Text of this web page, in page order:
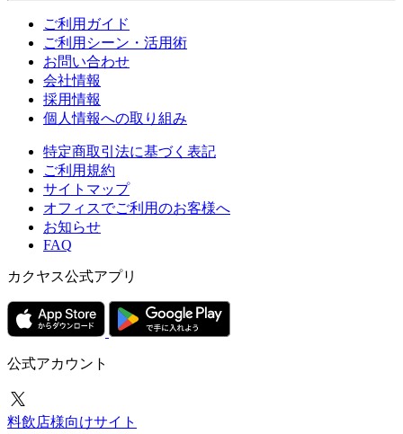
ご利用ガイド
ご利用シーン・活用術
お問い合わせ
会社情報
採用情報
個人情報への取り組み
特定商取引法に基づく表記
ご利用規約
サイトマップ
オフィスでご利用のお客様へ
お知らせ
FAQ
カクヤス公式アプリ
公式アカウント
料飲店様向けサイト